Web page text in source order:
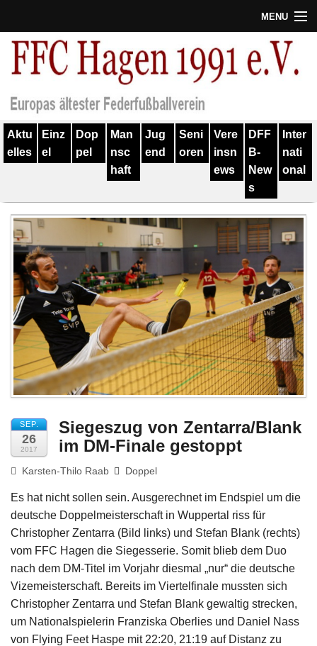
MENU
Termine
Verein
Geschichte
Training
Spieler
Kontakt
Links
Impressum
Aktu
elles
Einz
el
Dop
pel
Man
nsc
haft
Jug
end
Seni
oren
Vere
insn
ews
DFF
B-
New
s
Inter
nati
onal
SEP.
26
2017
Siegeszug von Zentarra/Blank
im DM-Finale gestoppt
Karsten-Thilo Raab Doppel
Es hat nicht sollen sein. Ausgerechnet im Endspiel um die
deutsche Doppelmeisterschaft in Wuppertal riss für
Christopher Zentarra (Bild links) und Stefan Blank (rechts)
vom FFC Hagen die Siegesserie. Somit blieb dem Duo
nach dem DM-Titel im Vorjahr diesmal „nur“ die deutsche
Vizemeisterschaft. Bereits im Viertelfinale mussten sich
Christopher Zentarra und Stefan Blank gewaltig strecken,
um Nationalspielerin Franziska Oberlies und Daniel Nass
von Flying Feet Haspe mit 22:20, 21:19 auf Distanz zu